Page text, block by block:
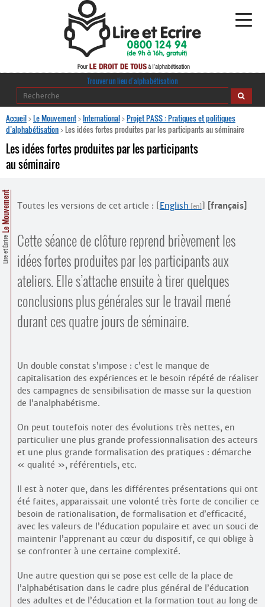
Alphabétisation
Publications
·
Ressources pédagogiques
Comprendre et parler
Bienvenue en Belgique
Espace presse
Contacts
Trouver un lieu d’alphabétisation
Trouver un lieu d’alphabétisation
Accueil>Le Mouvement>International>Projet PASS : Pratiques et politiques
d’alphabétisation>Les idées fortes produites par les participants au séminaire
Les idées fortes produites par les participants
au séminaire
Lire et Écrire
Le Mouvement Toutes les versions de cet article : [English ] [français]
Cette séance de clôture reprend brièvement les
idées fortes produites par les participants aux
ateliers. Elle s’attache ensuite à tirer quelques
conclusions plus générales sur le travail mené
durant ces quatre jours de séminaire.
Un double constat s’impose : c’est le manque de
capitalisation des expériences et le besoin répété de réaliser
des campagnes de sensibilisation de masse sur la question
de l’analphabétisme.
On peut toutefois noter des évolutions très nettes, en
particulier une plus grande professionnalisation des acteurs
et une plus grande formalisation des pratiques : démarche
« qualité », référentiels, etc.
Il est à noter que, dans les différentes présentations qui ont
été faites, apparaissait une volonté très forte de concilier ce
besoin de rationalisation, de formalisation et d’efficacité,
avec les valeurs de l’éducation populaire et avec un souci de
maintenir l’apprenant au cœur du dispositif, ce qui oblige à
se confronter à une certaine complexité.
Une autre question qui se pose est celle de la place de
l’alphabétisation dans le cadre plus général de l’éducation
des adultes et de l’éducation et la formation tout au long de